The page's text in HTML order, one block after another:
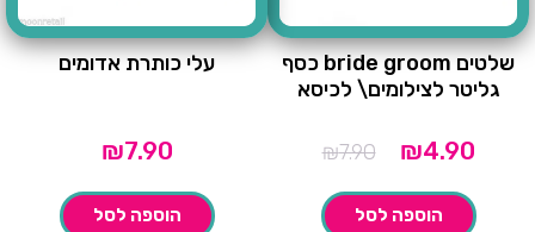
שלטים bride groom כסף
גליטר לצילומים\ לכיסא
₪7.90
המחיר
היה:
₪4.90
הוא:
הוספה לסל
עלי כותרת אדומים
₪7.90
הוספה לסל